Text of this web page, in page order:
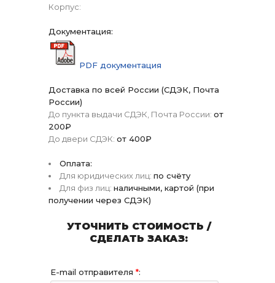
Корпус:
Документация:
PDF документация
Доставка по всей России (СДЭК, Почта
России)
До пункта выдачи СДЭК, Почта России: от
200₽
До двери СДЭК: от 400₽
Оплата:
Для юридических лиц: по счёту
Для физ лиц: наличными, картой (при
получении через СДЭК)
УТОЧНИТЬ СТОИМОСТЬ /
СДЕЛАТЬ ЗАКАЗ:
E-mail отправителя *: